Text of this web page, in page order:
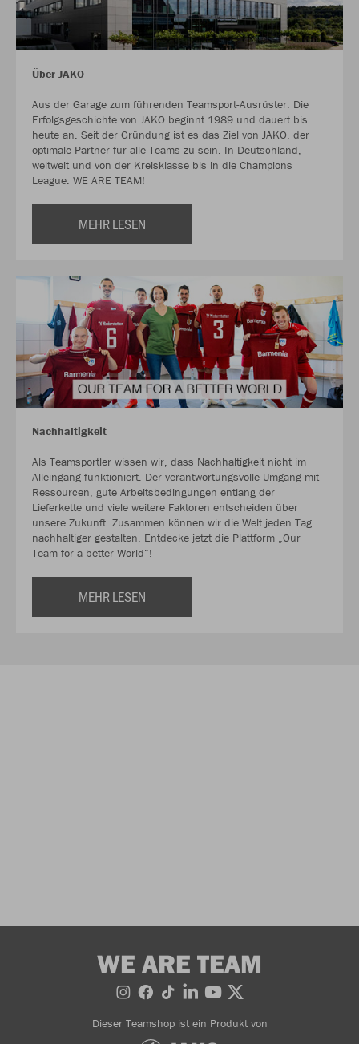
Über JAKO
Aus der Garage zum führenden Teamsport-Ausrüster. Die
Erfolgsgeschichte von JAKO beginnt 1989 und dauert bis
heute an. Seit der Gründung ist es das Ziel von JAKO, der
optimale Partner für alle Teams zu sein. In Deutschland,
weltweit und von der Kreisklasse bis in die Champions
League. WE ARE TEAM!
MEHR LESEN
Nachhaltigkeit
Als Teamsportler wissen wir, dass Nachhaltigkeit nicht im
Alleingang funktioniert. Der verantwortungsvolle Umgang mit
Ressourcen, gute Arbeitsbedingungen entlang der
Lieferkette und viele weitere Faktoren entscheiden über
unsere Zukunft. Zusammen können wir die Welt jeden Tag
nachhaltiger gestalten. Entdecke jetzt die Plattform „Our
Team for a better World“!
MEHR LESEN
WE ARE TEAM
Dieser Teamshop ist ein Produkt von